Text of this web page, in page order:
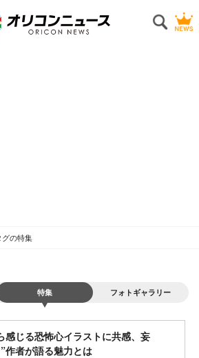
の特集
特集 フォトギャラリー
感じる恐怖心イラストに共感、妄
作者が語る魅力とは